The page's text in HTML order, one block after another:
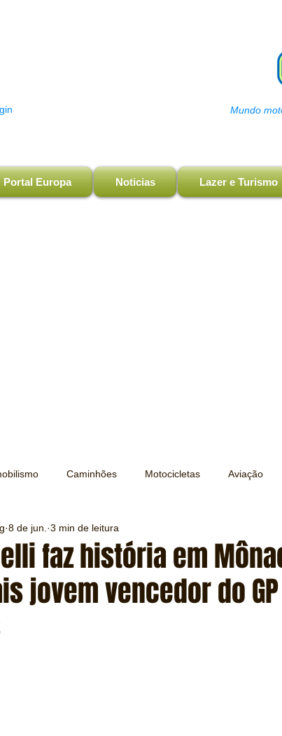
Mundo
Portal Europa Noticias Lazer e Turismo
Caminhões Motocicletas Aviação
Transporte Trens e Metrô
Testes e Comparativos Máquinas e Equipamentos
faz história em
jovem vencedor do
8 de jun. 3 min de leitura
5 estrelas.